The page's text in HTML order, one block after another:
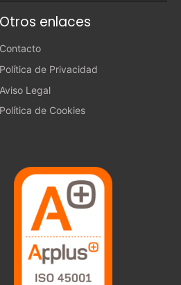
Otros enlaces
Contacto
Política de Privacidad
Aviso Legal
Política de Cookies